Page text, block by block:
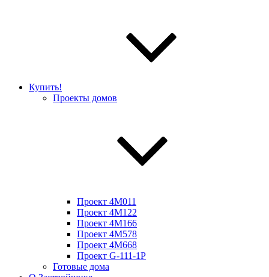
Купить!
Проекты домов
Проект 4M011
Проект 4M122
Проект 4M166
Проект 4M578
Проект 4M668
Проект G-111-1P
Готовые дома